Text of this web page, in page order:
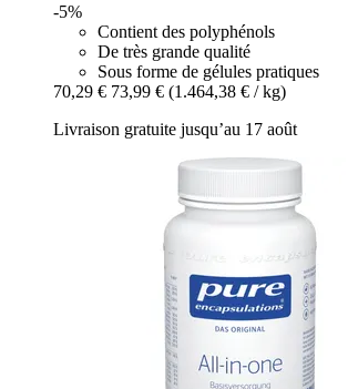
-5%
Contient des polyphénols
De très grande qualité
Sous forme de gélules pratiques
70,29 € 73,99 € (1.464,38 € / kg)
Livraison gratuite jusqu’au 17 août